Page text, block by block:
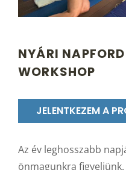
NYÁRI
WORKSHOP
JELENTKEZEM A
Az év leghosszabb
önmagunkra figyeljünk.